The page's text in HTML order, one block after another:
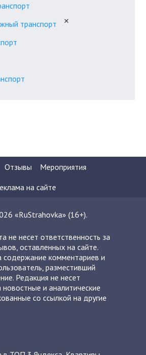
транспорт
✕
Отзывы
Мероприятия
на сайте
«RuStrahovka» (16+).
не несет ответственность за
оставленных на сайте.
содержание комментариев и
разместивший
Редакция не несет
новостные и аналитические
со ссылкой на другие